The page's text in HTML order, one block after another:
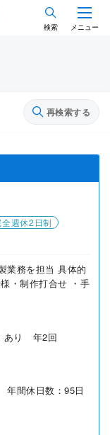
検索 メニュー
再検索する
全週休2日制
業務を担当 具体的
・制作打合せ ・手
あり 年2回
間休日数：95日